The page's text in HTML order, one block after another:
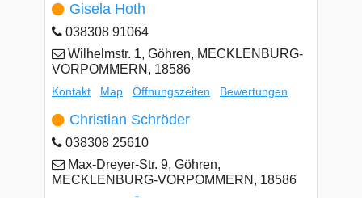
Gisela Hoth
038308 91064
Wilhelmstr. 1, Göhren, MECKLENBURG-
VORPOMMERN, 18586
Kontakt Map Öffnungszeiten Bewertungen
Christian Schröder
038308 25610
Max-Dreyer-Str. 9, Göhren,
MECKLENBURG-VORPOMMERN, 18586